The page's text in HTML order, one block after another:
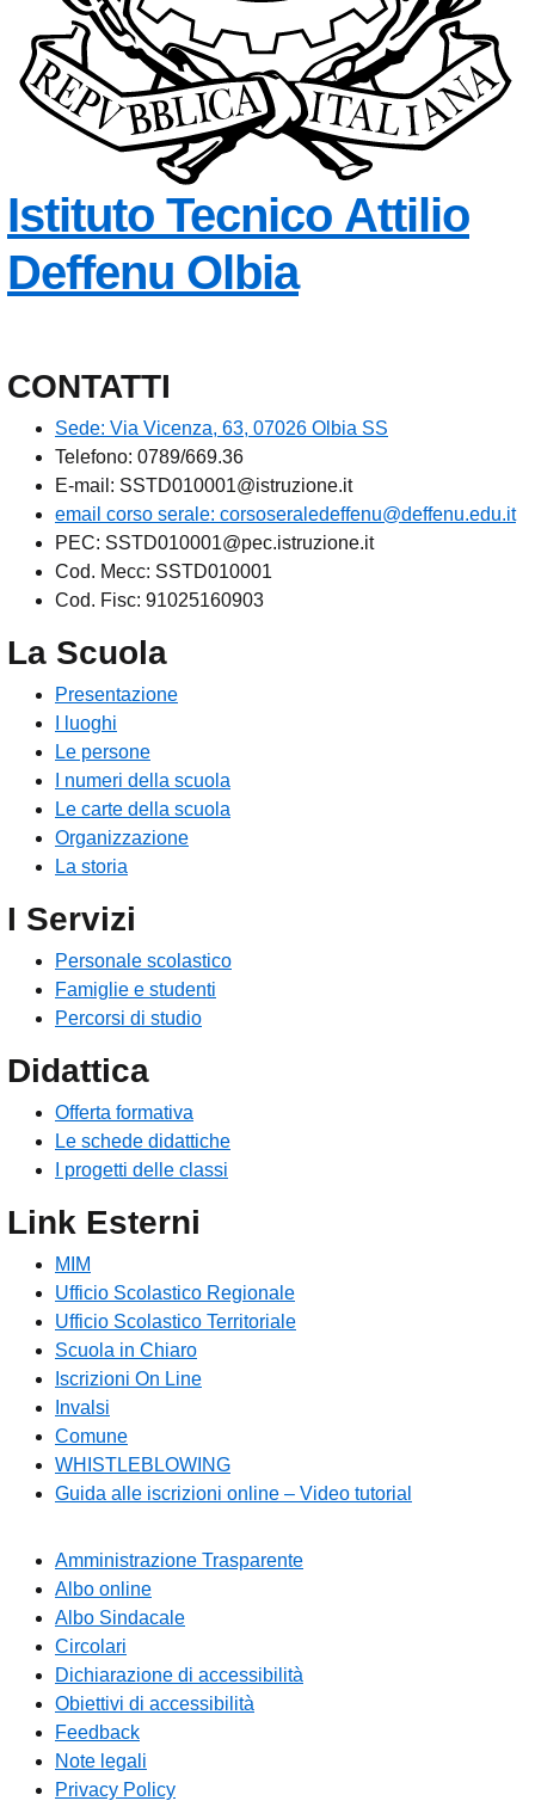
Istituto Tecnico Attilio
Deffenu Olbia
CONTATTI
Sede: Via Vicenza, 63, 07026 Olbia SS
Telefono: 0789/669.36
E-mail: SSTD010001@istruzione.it
email corso serale: corsoseraledeffenu@deffenu.edu.it
PEC: SSTD010001@pec.istruzione.it
Cod. Mecc: SSTD010001
Cod. Fisc: 91025160903
La Scuola
Presentazione
I luoghi
Le persone
I numeri della scuola
Le carte della scuola
Organizzazione
La storia
I Servizi
Personale scolastico
Famiglie e studenti
Percorsi di studio
Didattica
Offerta formativa
Le schede didattiche
I progetti delle classi
Link Esterni
MIM
Ufficio Scolastico Regionale
Ufficio Scolastico Territoriale
Scuola in Chiaro
Iscrizioni On Line
Invalsi
Comune
WHISTLEBLOWING
Guida alle iscrizioni online – Video tutorial
Amministrazione Trasparente
Albo online
Albo Sindacale
Circolari
Dichiarazione di accessibilità
Obiettivi di accessibilità
Feedback
Note legali
Privacy Policy